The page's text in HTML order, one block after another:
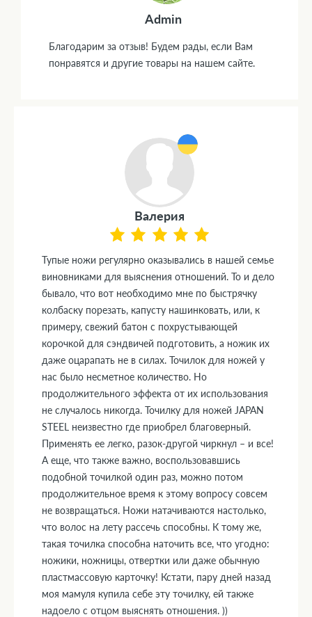
Admin
Благодарим за отзыв! Будем рады, если Вам
понравятся и другие товары на нашем сайте.
Валерия
Тупые ножи регулярно оказывались в нашей семье
виновниками для выяснения отношений. То и дело
бывало, что вот необходимо мне по быстрячку
колбаску порезать, капусту нашинковать, или, к
примеру, свежий батон с похрустывающей
корочкой для сэндвичей подготовить, а ножик их
даже оцарапать не в силах. Точилок для ножей у
нас было несметное количество. Но
продолжительного эффекта от их использования
не случалось никогда. Точилку для ножей JAPAN
STEEL неизвестно где приобрел благоверный.
Применять ее легко, разок-другой чиркнул – и все!
А еще, что также важно, воспользовавшись
подобной точилкой один раз, можно потом
продолжительное время к этому вопросу совсем
не возвращаться. Ножи натачиваются настолько,
что волос на лету рассечь способны. К тому же,
такая точилка способна наточить все, что угодно:
ножики, ножницы, отвертки или даже обычную
пластмассовую карточку! Кстати, пару дней назад
моя мамуля купила себе эту точилку, ей также
надоело с отцом выяснять отношения. ))